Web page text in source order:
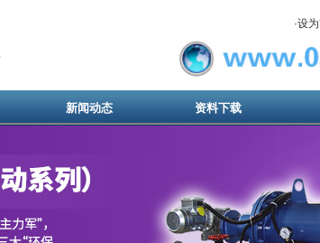
·设
新闻动态 资料下载